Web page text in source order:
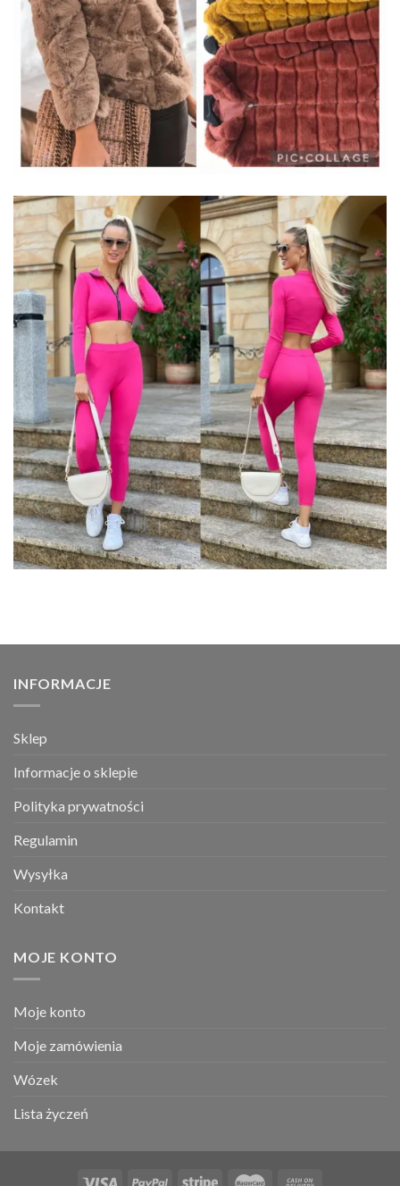
INFORMACJE
Sklep
Informacje o sklepie
Polityka prywatności
Regulamin
Wysyłka
Kontakt
MOJE KONTO
Moje konto
Moje zamówienia
Wózek
Lista życzeń